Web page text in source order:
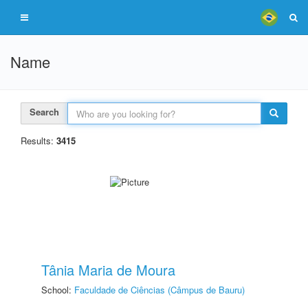
Name
Search
Results: 3415
Tânia Maria de Moura
School: Faculdade de Ciências (Câmpus de Bauru)